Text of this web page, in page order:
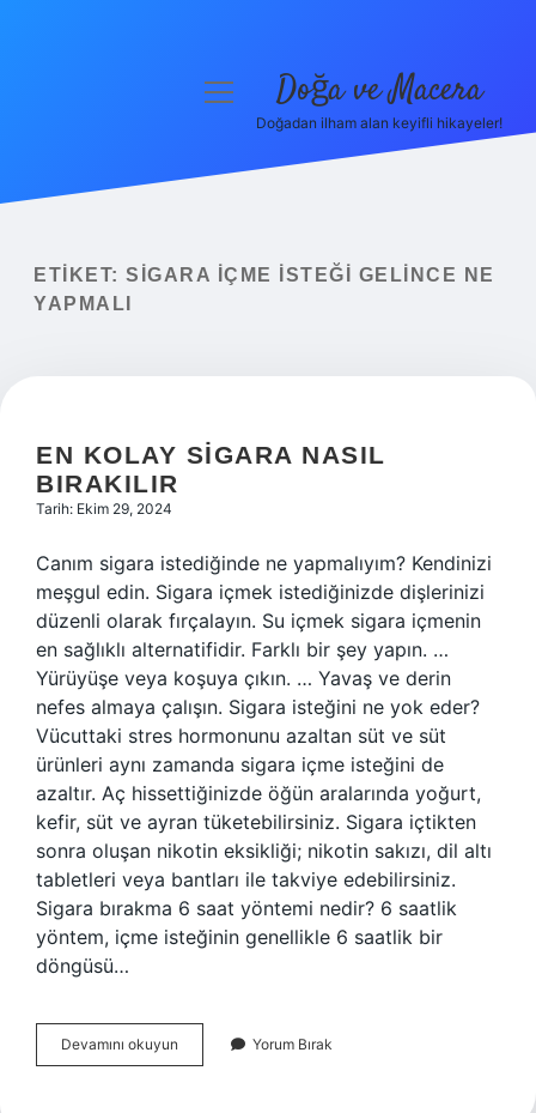
Yasal Uyarı
menüyü Doğa ve Macera
Doğadan ilham alan keyifli hikayeler!
ETIKET: SIGARA IÇME ISTEĞI GELINCE NE
YAPMALI
EN KOLAY SIGARA NASIL
BIRAKILIR
Tarih: Ekim 29, 2024
Canım sigara istediğinde ne yapmalıyım? Kendinizi
meşgul edin. Sigara içmek istediğinizde dişlerinizi
düzenli olarak fırçalayın. Su içmek sigara içmenin
en sağlıklı alternatifidir. Farklı bir şey yapın. …
Yürüyüşe veya koşuya çıkın. … Yavaş ve derin
nefes almaya çalışın. Sigara isteğini ne yok eder?
Vücuttaki stres hormonunu azaltan süt ve süt
ürünleri aynı zamanda sigara içme isteğini de
azaltır. Aç hissettiğinizde öğün aralarında yoğurt,
kefir, süt ve ayran tüketebilirsiniz. Sigara içtikten
sonra oluşan nikotin eksikliği; nikotin sakızı, dil altı
tabletleri veya bantları ile takviye edebilirsiniz.
Sigara bırakma 6 saat yöntemi nedir? 6 saatlik
yöntem, içme isteğinin genellikle 6 saatlik bir
döngüsü…
Devamını okuyun
Kolay
Yorum Bırak